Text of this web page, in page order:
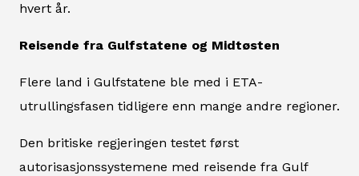
hvert år.
Reisende fra Gulfstatene og Midtøsten
Flere land i Gulfstatene ble med i ETA-
utrullingsfasen tidligere enn mange andre regioner.
Den britiske regjeringen testet først
autorisasjonssystemene med reisende fra Gulf